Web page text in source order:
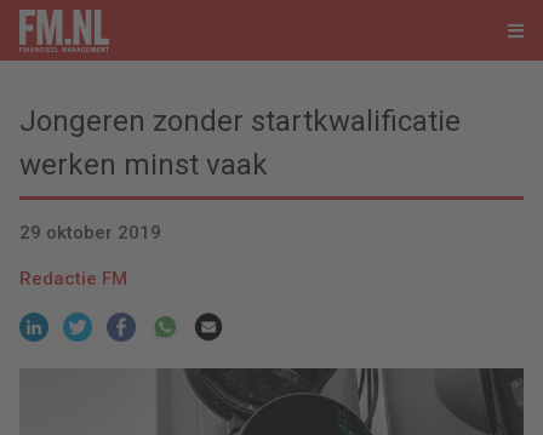
Jongeren zonder startkwalificatie
werken minst vaak
29 oktober 2019
Redactie FM